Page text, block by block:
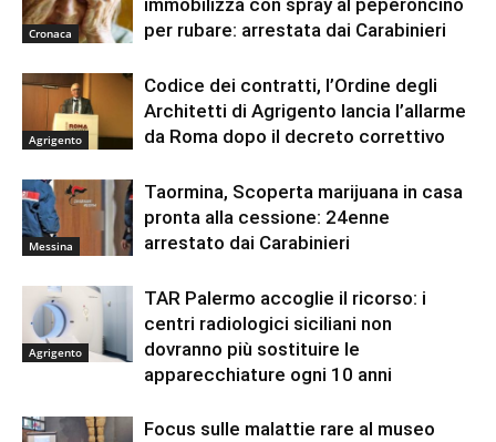
Cronaca
immobilizza con spray al peperoncino
per rubare: arrestata dai Carabinieri
Agrigento
Codice dei contratti, l’Ordine degli
Architetti di Agrigento lancia l’allarme
da Roma dopo il decreto correttivo
Messina
Taormina, Scoperta marijuana in casa
pronta alla cessione: 24enne
arrestato dai Carabinieri
Agrigento
TAR Palermo accoglie il ricorso: i
centri radiologici siciliani non
dovranno più sostituire le
apparecchiature ogni 10 anni
Focus sulle malattie rare al museo